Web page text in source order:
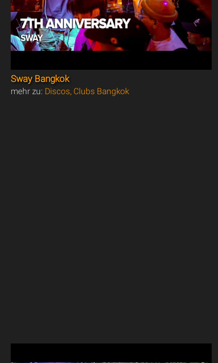
Sway Bangkok
mehr zu: Discos, Clubs Bangkok